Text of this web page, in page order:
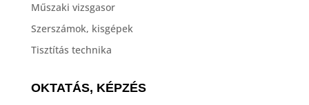
Műszaki vizsgasor
Szerszámok, kisgépek
Tisztítás technika
OKTATÁS, KÉPZÉS